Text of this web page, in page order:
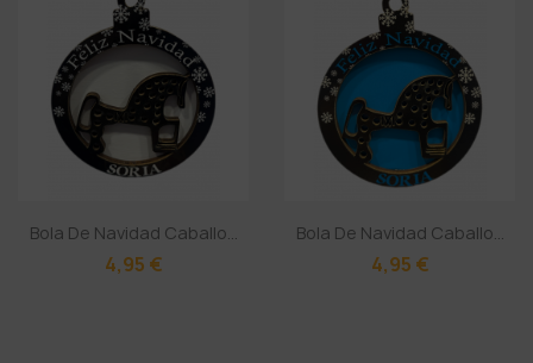
Bola De Navidad Caballo...
4,95 €
Bola De Navidad Caballo...
4,95 €